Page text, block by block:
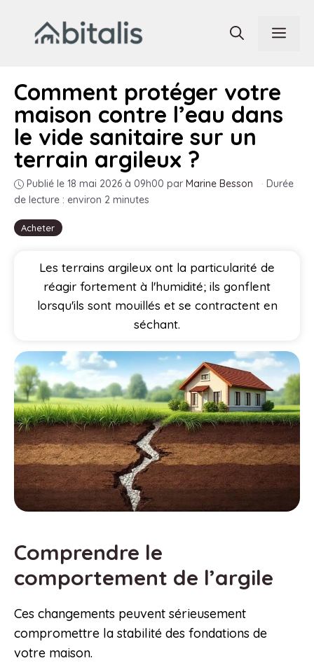
contenu
Acheter
Comment protéger votre
maison contre l’eau dans
le vide sanitaire sur un
terrain argileux ?
Publié le 18 mai 2026 à 09h00 par Marine Besson · Durée
de lecture : environ 2 minutes
Les terrains argileux ont la particularité de
réagir fortement à l'humidité; ils gonflent
lorsqu'ils sont mouillés et se contractent en
séchant.
Comprendre le
comportement de l’argile
Ces changements peuvent sérieusement
compromettre la stabilité des fondations de
votre maison.